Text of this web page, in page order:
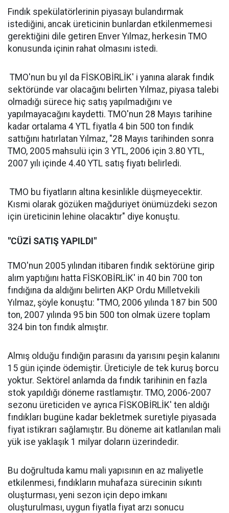
Fındık spekülatörlerinin piyasayı bulandırmak
istediğini, ancak üreticinin bunlardan etkilenmemesi
gerektiğini dile getiren Enver Yılmaz, herkesin TMO
konusunda içinin rahat olmasını istedi.
TMO'nun bu yıl da FİSKOBİRLİK' i yanına alarak fındık
sektöründe var olacağını belirten Yılmaz, piyasa talebi
olmadığı sürece hiç satış yapılmadığını ve
yapılmayacağını kaydetti. TMO'nun 28 Mayıs tarihine
kadar ortalama 4 YTL fiyatla 4 bin 500 ton fındık
sattığını hatırlatan Yılmaz, "28 Mayıs tarihinden sonra
TMO, 2005 mahsulü için 3 YTL, 2006 için 3.80 YTL,
2007 yılı içinde 4.40 YTL satış fiyatı belirledi.
TMO bu fiyatların altına kesinlikle düşmeyecektir.
Kısmi olarak gözüken mağduriyet önümüzdeki sezon
için üreticinin lehine olacaktır" diye konuştu.
"CÜZİ SATIŞ YAPILDI"
TMO'nun 2005 yılından itibaren fındık sektörüne girip
alım yaptığını hatta FİSKOBİRLİK' in 40 bin 700 ton
fındığına da aldığını belirten AKP Ordu Milletvekili
Yılmaz, şöyle konuştu: "TMO, 2006 yılında 187 bin 500
ton, 2007 yılında 95 bin 500 ton olmak üzere toplam
324 bin ton fındık almıştır.
Almış olduğu fındığın parasını da yarısını peşin kalanını
15 gün içinde ödemiştir. Üreticiyle de tek kuruş borcu
yoktur. Sektörel anlamda da fındık tarihinin en fazla
stok yapıldığı döneme rastlamıştır. TMO, 2006-2007
sezonu üreticiden ve ayrıca FİSKOBİRLİK' ten aldığı
fındıkları bugüne kadar bekletmek suretiyle piyasada
fiyat istikrarı sağlamıştır. Bu döneme ait katlanılan mali
yük ise yaklaşık 1 milyar doların üzerindedir.
Bu doğrultuda kamu mali yapısının en az maliyetle
etkilenmesi, fındıkların muhafaza sürecinin sıkıntı
oluşturması, yeni sezon için depo imkanı
oluşturulması, uygun fiyatla fiyat arzı sonucu